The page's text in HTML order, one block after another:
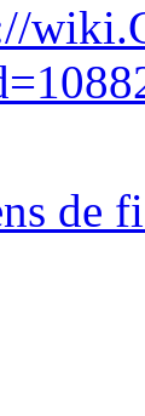
de